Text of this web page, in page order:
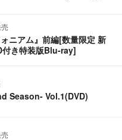
ニアム』前編[数量限定 新
付き特装版Blu-ray]
Season- Vol.1(DVD)